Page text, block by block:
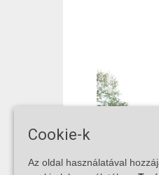
Cookie-k
Az oldal használatával